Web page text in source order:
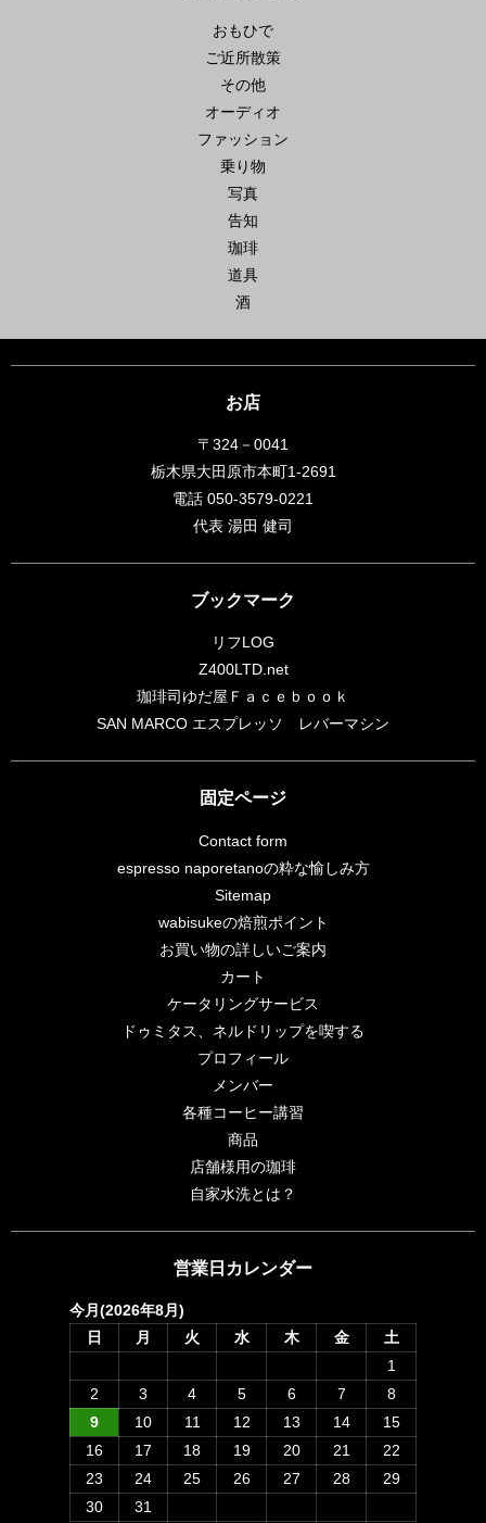
おもひで
ご近所散策
その他
オーディオ
ファッション
乗り物
写真
告知
珈琲
道具
酒
お店
〒324－0041
栃木県大田原市本町1-2691
電話 050-3579-0221
代表 湯田 健司
ブックマーク
リフLOG
Z400LTD.net
珈琲司ゆだ屋Ｆａｃｅｂｏｏｋ
SAN MARCO エスプレッソ レバーマシン
固定ページ
Contact form
espresso naporetanoの粋な愉しみ方
Sitemap
wabisukeの焙煎ポイント
お買い物の詳しいご案内
カート
ケータリングサービス
ドゥミタス、ネルドリップを喫する
プロフィール
メンバー
各種コーヒー講習
商品
店舗様用の珈琲
自家水洗とは？
営業日カレンダー
今月(2026年8月)
日
月 火 水 木 金
土
1
2
3 4 5 6 7
8
9
10 11 12 13 14
15
16
17 18 19 20 21
22
23
24 25 26 27 28
29
30
31